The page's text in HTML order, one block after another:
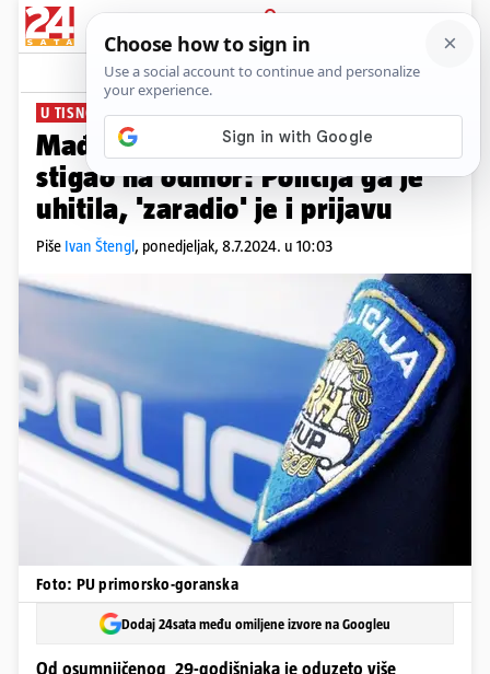
PRIJAVA
News Komentari
U TISNOM
Mađar s krivotvorenim novcem
stigao na odmor: Policija ga je
uhitila, 'zaradio' je i prijavu
Piše Ivan Štengl, ponedjeljak, 8.7.2024. u 10:03
Foto: PU primorsko-goranska
Dodaj 24sata među omiljene izvore na Googleu
Od osumnjičenog 29-godišnjaka je oduzeto više